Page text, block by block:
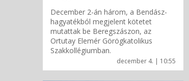
december 4. | 10:55
December 2-án három, a Bendász-
hagyatékból megjelent kötetet
mutattak be Beregszászon, az
Ortutay Elemér Görögkatolikus
Szakkollégiumban.